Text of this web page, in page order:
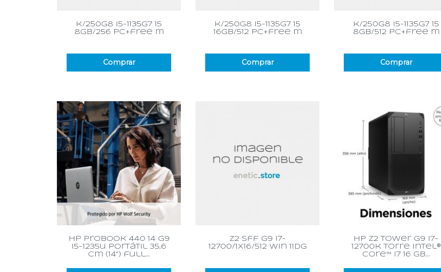
Vista rápida
k/250g8 i5-1135g7 15
8gb/256 pc+free m
Comprar
Vista rápida
k/250g8 i5-1135g7 15
16gb/512 pc+free m
Comprar
Vista rápida
k/250g8 i5-1135g7 15
8gb/512 pc+free m
Comprar
Vista rápida
hp probook 440 14 g9
i5-1235u portátil 35,6
cm (14") full...
Vista rápida
z2 sff g9 i7-
12700/1x16/512 win 11dg
Vista rápida
hp z2 tower g9 i7-
12700k torre intel®
core™ i7 16 gb...